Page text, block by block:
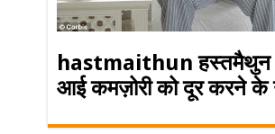
hastmaithun
आई कमज़ोरी को दूर करने के